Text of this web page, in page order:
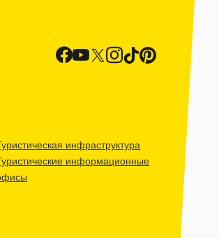
инфраструктура
информационные